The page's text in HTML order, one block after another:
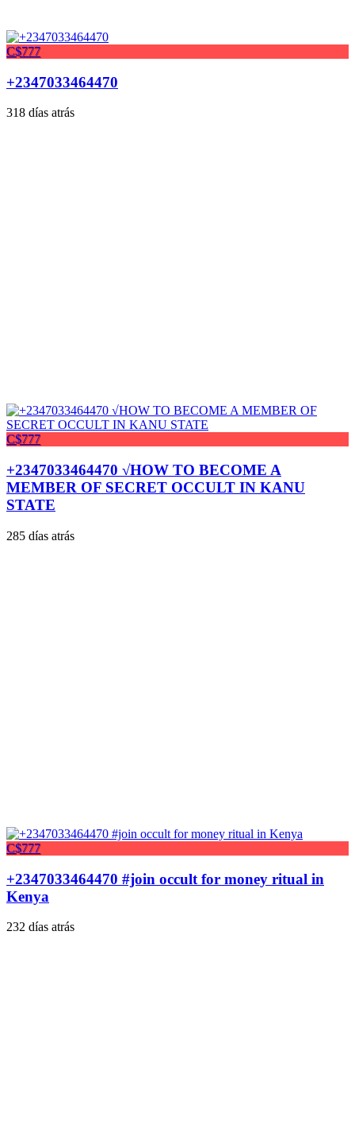
C$777
+2347033464470
318 días atrás
C$777
+2347033464470 √HOW TO BECOME A
MEMBER OF SECRET OCCULT IN KANU
STATE
285 días atrás
C$777
+2347033464470 #join occult for money ritual in
Kenya
232 días atrás